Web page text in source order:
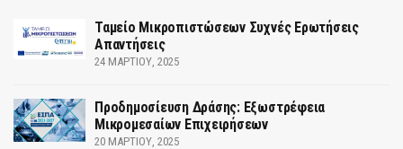
Ταμείο Μικροπιστώσεων Συχνές Ερωτήσεις
Απαντήσεις
24 ΜΑΡΤΊΟΥ, 2025
Προδημοσίευση Δράσης: Εξωστρέφεια
Μικρομεσαίων Επιχειρήσεων
20 ΜΑΡΤΊΟΥ, 2025